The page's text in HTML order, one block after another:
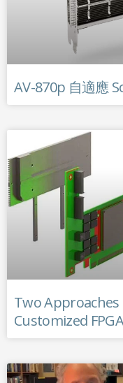
AV-870p 自適應
Two
Customized